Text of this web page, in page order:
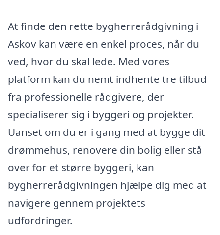
At finde den rette bygherrerådgivning i
Askov kan være en enkel proces, når du
ved, hvor du skal lede. Med vores
platform kan du nemt indhente tre tilbud
fra professionelle rådgivere, der
specialiserer sig i byggeri og projekter.
Uanset om du er i gang med at bygge dit
drømmehus, renovere din bolig eller stå
over for et større byggeri, kan
bygherrerådgivningen hjælpe dig med at
navigere gennem projektets
udfordringer.